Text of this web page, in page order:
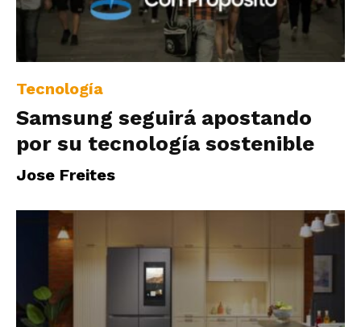
Ultima
Tecnología
Samsung seguirá apostando
por su tecnología sostenible
Jose Freites